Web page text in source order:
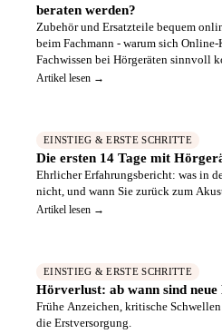
beraten werden?
Zubehör und Ersatzteile bequem
beim Fachmann - warum sich
Fachwissen bei Hörgeräten sinnvoll
Artikel lesen →
EINSTIEG & ERSTE SCHRITTE
Die ersten 14 Tage mit
Ehrlicher Erfahrungsbericht: was in
nicht, und wann Sie zurück zum
Artikel lesen →
EINSTIEG & ERSTE SCHRITTE
Hörverlust: ab wann sind
Frühe Anzeichen, kritische
die Erstversorgung.